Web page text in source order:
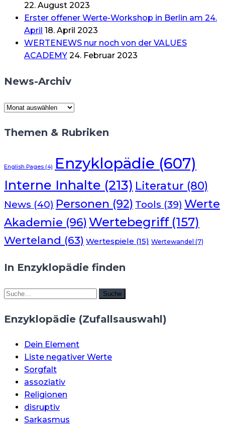
22. August 2023
Erster offener Werte-Workshop in Berlin am 24.
April 18. April 2023
WERTENEWS nur noch von der VALUES
ACADEMY 24. Februar 2023
News-Archiv
News-
Themen & Rubriken
English Pages (4) Enzyklopädie (607)
Interne Inhalte (213) Literatur (80)
News (40) Personen (92) Tools (39) Werte
Akademie (96) Wertebegriff(157)
Werteland (63) Wertespiele (15) Wertewandel (7)
In Enzyklopädie finden
Suche Suche
Enzyklopädie (Zufallsauswahl)
Dein Element
Liste negativer Werte
Sorgfalt
assoziativ
Religionen
disruptiv
Sarkasmus